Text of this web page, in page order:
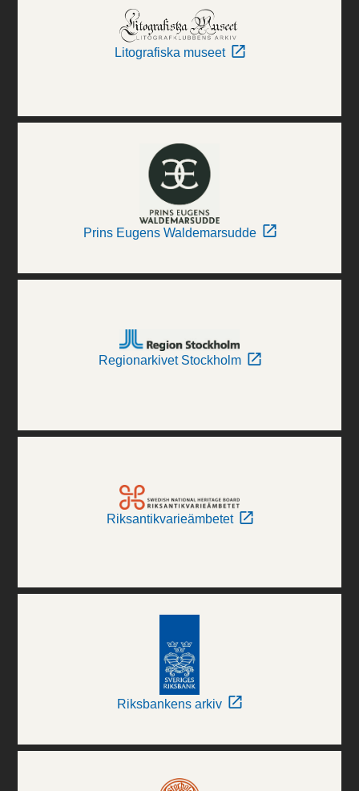
Litografiska museet
Prins Eugens Waldemarsudde
Regionarkivet Stockholm
Riksantikvarieämbetet
Riksbankens arkiv